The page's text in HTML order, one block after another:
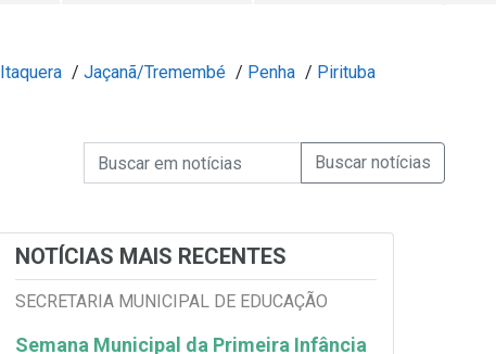
Itaquera / Jaçanã/Tremembé / Penha / Pirituba
Campo de Busca de Notícias
Campo de Busca de informaçõesEnviar a Busca de
NOTÍCIAS MAIS RECENTES
SECRETARIA MUNICIPAL DE EDUCAÇÃO
Semana Municipal da Primeira Infância